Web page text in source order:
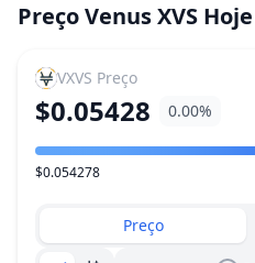
Preço Venus XVS Hoje
VXVS Preço
$0.05428 0.00%
Faixa de preço
$0.054278
Preço